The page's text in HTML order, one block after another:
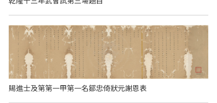
賜進士及第第一甲第一名鄒忠倚狀元謝恩表